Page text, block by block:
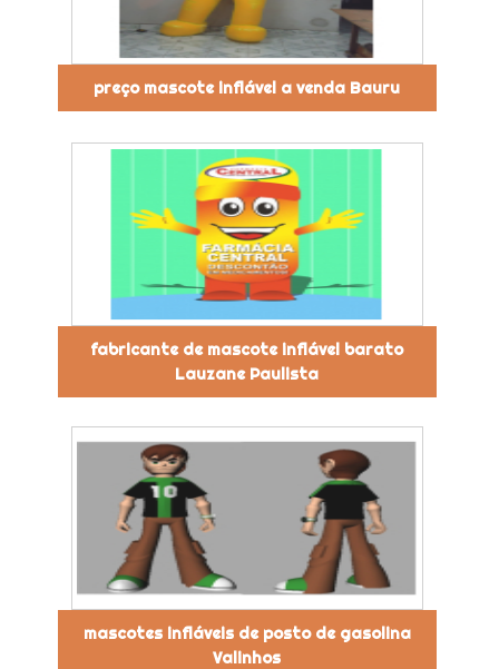
preço mascote inflável a venda Bauru
fabricante de mascote inflável barato
Lauzane Paulista
mascotes infláveis de posto de gasolina
Valinhos